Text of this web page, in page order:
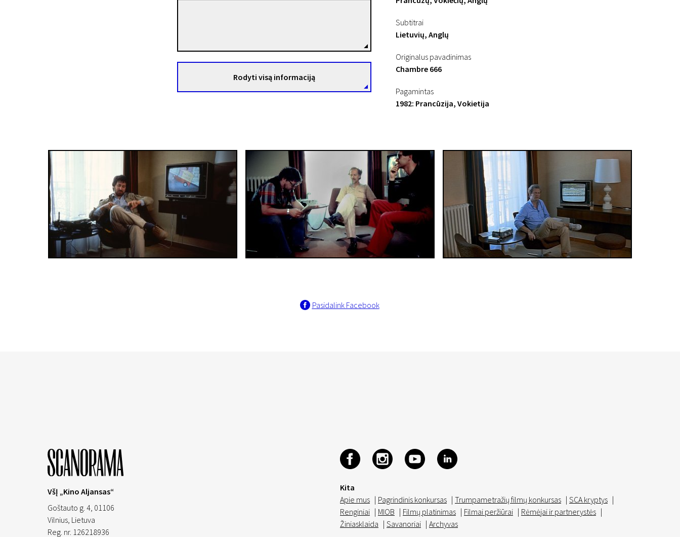
Rodyti visą informaciją
Subtitrai
Lietuvių, Anglų
Originalus pavadinimas
Chambre 666
Pagamintas
1982: Prancūzija, Vokietija
Pasidalink Facebook
Kita
Apie mus | Pagrindinis konkursas | Trumpametražių filmų konkursas | SCA kryptys |
Renginiai | MIOB | Filmų platinimas | Filmai peržiūrai | Rėmėjai ir partnerystės |
Žiniasklaida | Savanoriai | Archyvas
VšĮ „Kino Aljansas“
Goštauto g. 4, 01106
Vilnius, Lietuva
Reg. nr. 126218936